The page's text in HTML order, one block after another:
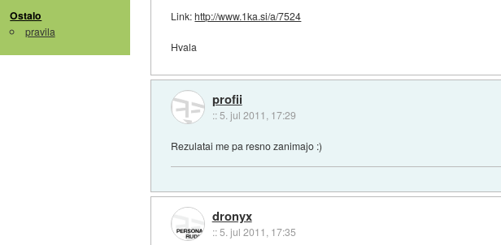
Ostalo
pravila
Link:http://www.1ka.si/a/7524
Hvala
profii
:: 5. jul 2011, 17:29
Rezulatai me pa resno zanimajo :)
dronyx
::5. jul 2011, 17:35